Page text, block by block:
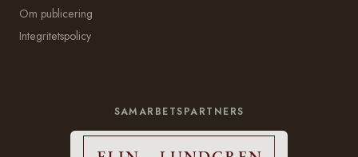
Om publicering
Integritetspolicy
SAMARBETSPARTNERS